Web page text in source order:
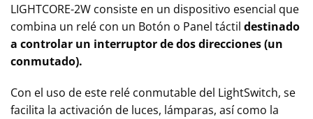
LIGHTCORE-2W consiste en un dispositivo esencial que
combina un relé con un Botón o Panel táctil destinado
a controlar un interruptor de dos direcciones (un
conmutado).
Con el uso de este relé conmutable del LightSwitch, se
facilita la activación de luces, lámparas, así como la